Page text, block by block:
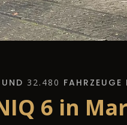
32.480 FAHRZEUGE
6 in